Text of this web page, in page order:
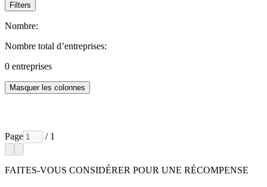
Filters
Nombre:
Nombre total d’entreprises:
0 entreprises
Masquer les colonnes
Page / 1
FAITES-VOUS CONSIDÉRER POUR UNE RÉCOMPENSE